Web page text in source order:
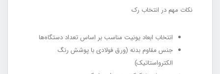
نکات مهم در انتخاب رک
انتخاب ابعاد یونیت مناسب بر اساس تعداد دستگاه‌ها
جنس مقاوم بدنه (ورق فولادی با پوشش رنگ
الکترواستاتیک)